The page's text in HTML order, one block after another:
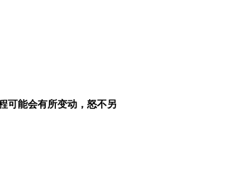
能会有所变动，怒不另